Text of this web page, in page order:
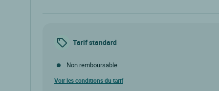
Tarif standard
Non remboursable
Voir les conditions du tarif